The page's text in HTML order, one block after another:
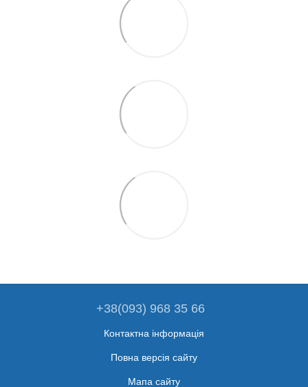
+38(093) 968 35 66
Контактна інформація
Повна версія сайту
Мапа сайту